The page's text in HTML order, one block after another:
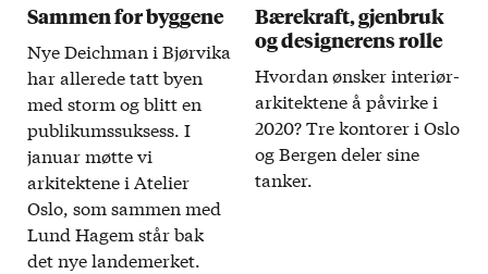
Sammen for byggene
Nye Deichman i Bjør­vika
har allerede tatt byen
med storm og blitt en
publikums­suksess. I
januar møtte vi
arkitektene i Atelier
Oslo, som sammen med
Lund Hagem står bak
det nye lande­merket.
Bærekraft, gjenbruk
og designerens rolle
Hvordan ønsker interiør­
arkitektene å på­virke i
2020? Tre kontorer i Oslo
og Bergen deler sine
tanker.